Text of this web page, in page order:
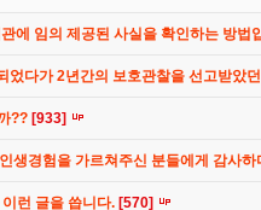
에 임의 제공된 사실을 확인하는 방법
었다가 2년간의 보호관찰을 선고받았
?? [933]
생경험을 가르쳐주신 분들에게 감사
런 글을 씁니다. [570]